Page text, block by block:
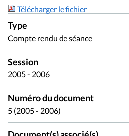
Télécharger le fichier
Type
Compte rendu de séance
Session
2005 - 2006
Numéro du document
5 (2005 - 2006)